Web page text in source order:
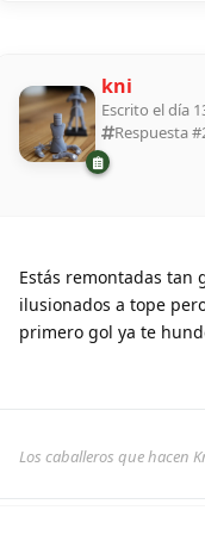
kni
Escrito el día
Respuesta #
Estás remontadas tan
ilusionados a tope
primero gol ya te
Los caballeros que hacen